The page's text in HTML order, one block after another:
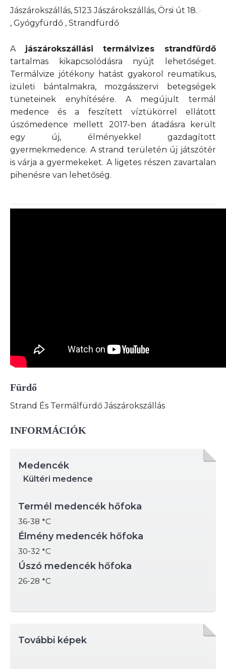
Jászárokszállás, 5123 Jászárokszállás, Örsi út 18.
, Gyógyfürdő , Strandfürdő
A jászárokszállási termálvizes strandfürdő
tartalmas kikapcsolódásra nyújt lehetőséget.
Termálvize jótékony hatást gyakorol reumatikus,
izületi bántalmakra, mozgásszervi betegségek
tüneteinek enyhítésére. A megújult termál
medence és a feszített víztükörrel ellátott
úszómedence mellett 2017-ben átadásra került
egy új, élményekkel gazdagított
gyermekmedence. A strand területén új játszótér
is várja a gyermekeket. A ligetes részen zavartalan
pihenésre van lehetőség.
Fürdő
Strand És Termálfürdő Jászárokszállás
INFORMÁCIÓK
Medencék
Kültéri medence
Termél medencék hőfoka
36-38 *C
Élmény medencék hőfoka
30-32 *C
Úszó medencék hőfoka
26-28 *C
További képek